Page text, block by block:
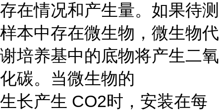
存在情况和产生量。如果待测
样本中存在微生物，微生物代
谢培养基中的底物将产生二氧
化碳。当微生物的
生长产生 CO2时，安装在每